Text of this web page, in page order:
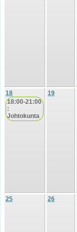
18
18:00-21:00
:
Johtokunta
19
25 26